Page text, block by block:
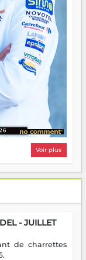
Voir plus
- JUILLET
de charrettes